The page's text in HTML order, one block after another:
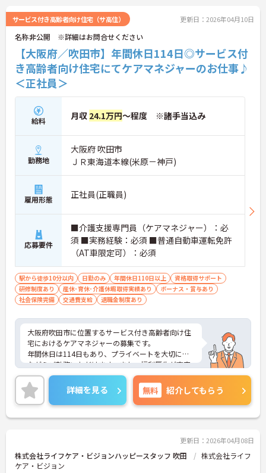
サービス付き高齢者向け住宅（サ高住） 更新日：2026年04月10日
名称非公開 ※詳細はお問合せください
【大阪府／吹田市】年間休日114日◎サービス付
き高齢者向け住宅にてケアマネジャーのお仕事♪
＜正社員＞
給料 月収 24.1万円～程度 ※諸手当込み
勤務地
大阪府 吹田市
ＪＲ東海道本線(米原－神戸)
雇用形態 正社員(正職員)
応募要件
■介護支援専門員（ケアマネジャー）：必
須 ■実務経験：必須 ■普通自動車運転免許
（AT車限定可）：必須
駅から徒歩10分以内 日勤のみ 年間休日110日以上
資格取得サポート
研修制度あり
産休･育休･介護休暇取得実績あり
ボーナス・賞与あり
社会保険完備
交通費支給 退職金制度あり
大阪府吹田市に位置するサービス付き高齢者向け住
宅におけるケアマネジャーの募集です。
年間休日は114日もあり、プライベートを大切にし
ながらご勤務いただけます。また、福利厚生が充実
しています。働きやすい環境が整っており、安心し
て長くご勤務いただけます。
ご興味のある方には、面接対策ポイントなど、さら
に詳細をご案内しますのでお気軽にご相談くださ
い！
詳細を見る 無料 紹介してもらう
更新日：2026年04月08日
株式会社ライフケア・ビジョンハッピースタッフ 吹田
株式会社ライフ
ケア・ビジョン